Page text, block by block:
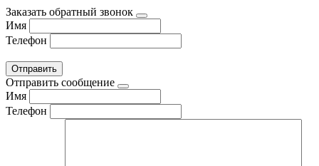
Заказать обратный звонок
Имя
Телефон
Отправить сообщение
Имя
Телефон